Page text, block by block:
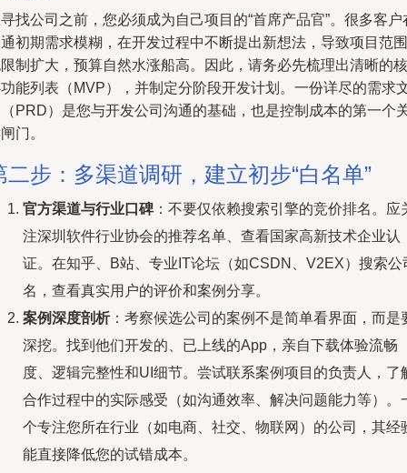
找公司之前，您必须成为自己项目的“首席产品官”。很多客户
初期需求模糊，在开发过程中不断提出新想法，导致项目范围
制扩大，预算自然水涨船高。因此，请务必先梳理出清晰的核
能列表（MVP），并制定分阶段开发计划。一份详尽的需求
PRD）是您与开发公司沟通的基础，也是控制成本的第一个
门。
二步：多渠道调研，建立初步“白名单”
官方渠道与行业口碑：不要仅依赖搜索引擎的竞价排名。应
注深圳软件行业协会的推荐名单、查看国家高新技术企业认
证。在知乎、B站、专业IT论坛（如CSDN、V2EX）搜索公
名，查看真实用户的评价和案例分享。
案例深度剖析：考察候选公司的案例不是简单看界面，而是
深挖。找到他们开发的、已上线的App，亲自下载体验流畅
度、逻辑完整性和UI细节。尝试联系案例项目的负责人，了
合作过程中的实际感受（如沟通效率、解决问题能力等）。
个专注您所在行业（如电商、社交、物联网）的公司，其经
能直接降低您的试错成本。